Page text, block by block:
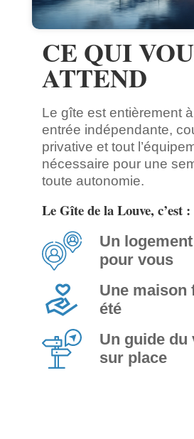
CE QUI
ATTEND
Le gîte est entièrement
entrée indépendante,
privative et tout
nécessaire pour une
toute autonomie.
Le Gîte de la Louve, c’est :
Un
pour vous
Une maison
été
Un guide du
sur place